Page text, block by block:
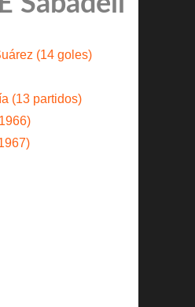
(14 goles)
(13 partidos)